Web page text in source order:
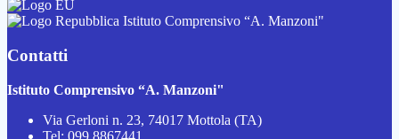
Istituto Comprensivo “A. Manzoni"
Contatti
Istituto Comprensivo “A. Manzoni"
Via Gerloni n. 23, 74017 Mottola (TA)
Tel: 099.8867441